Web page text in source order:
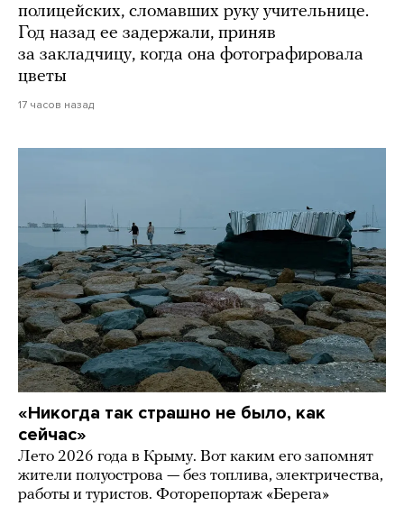
полицейских, сломавших руку учительнице.
Год назад ее задержали, приняв
за закладчицу, когда она фотографировала
цветы
17 часов назад
«Никогда так страшно не было, как
сейчас»
Лето 2026 года в Крыму. Вот каким его запомнят
жители полуострова — без топлива, электричества,
работы и туристов. Фоторепортаж «Берега»